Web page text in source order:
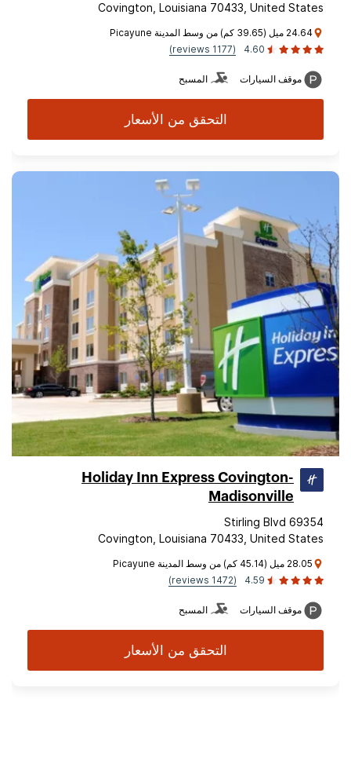
Covington, Louisiana 70433, United States
24.64 ميل (39.65 كم) من وسط المدينة Picayune
4.60
(1177 reviews)
موقف السيارات المسبح
التحقق من الأسعار
Holiday Inn Express Covington-
Madisonville
69354 Stirling Blvd
Covington, Louisiana 70433, United States
28.05 ميل (45.14 كم) من وسط المدينة Picayune
4.59
(1472 reviews)
موقف السيارات المسبح
التحقق من الأسعار